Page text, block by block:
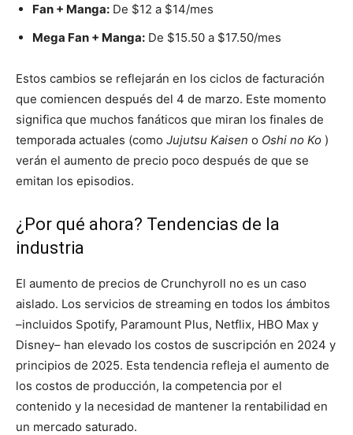
Fan + Manga: De $12 a $14/mes
Mega Fan + Manga: De $15.50 a $17.50/mes
Estos cambios se reflejarán en los ciclos de facturación
que comiencen después del 4 de marzo. Este momento
significa que muchos fanáticos que miran los finales de
temporada actuales (como Jujutsu Kaisen o Oshi no Ko )
verán el aumento de precio poco después de que se
emitan los episodios.
¿Por qué ahora? Tendencias de la
industria
El aumento de precios de Crunchyroll no es un caso
aislado. Los servicios de streaming en todos los ámbitos
–incluidos Spotify, Paramount Plus, Netflix, HBO Max y
Disney– han elevado los costos de suscripción en 2024 y
principios de 2025. Esta tendencia refleja el aumento de
los costos de producción, la competencia por el
contenido y la necesidad de mantener la rentabilidad en
un mercado saturado.